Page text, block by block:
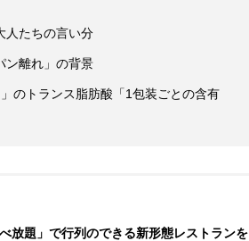
人たちの言い分
離れ」の背景
のトランス脂肪酸「1包装ごとの含有
放題」で行列のできる新形態レストランを